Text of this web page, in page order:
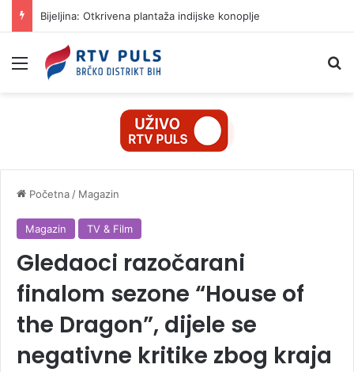
Bijeljina: Otkrivena plantaža indijske konoplje
Izbornik
Početna / Magazin
Magazin TV & Film
Gledaoci razočarani
finalom sezone “House of
the Dragon”, dijele se
negativne kritike zbog kraja